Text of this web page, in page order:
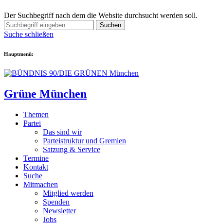
Der Suchbegriff nach dem die Website durchsucht werden soll.
Suchen
Suche schließen
Hauptmenü:
Grüne München
Themen
Partei
Das sind wir
Parteistruktur und Gremien
Satzung & Service
Termine
Kontakt
Suche
Mitmachen
Mitglied werden
Spenden
Newsletter
Jobs